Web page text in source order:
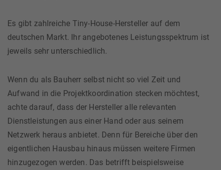
Es gibt zahlreiche Tiny-House-Hersteller auf dem
deutschen Markt. Ihr angebotenes Leistungsspektrum ist
jeweils sehr unterschiedlich.
Wenn du als Bauherr selbst nicht so viel Zeit und
Aufwand in die Projektkoordination stecken möchtest,
achte darauf, dass der Hersteller alle relevanten
Dienstleistungen aus einer Hand oder aus seinem
Netzwerk heraus anbietet. Denn für Bereiche über den
eigentlichen Hausbau hinaus müssen weitere Firmen
hinzugezogen werden. Das betrifft beispielsweise